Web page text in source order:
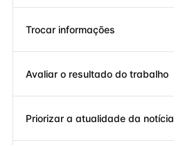
Trocar informações
Avaliar o resultado do trabalho
Priorizar a atualidade da notícia